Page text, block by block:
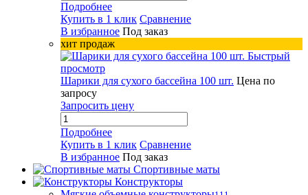
Подробнее
Купить в 1 клик Сравнение
В избранное Под заказ
хит продаж
Быстрый
просмотр
Шарики для сухого бассейна 100 шт. Цена по
запросу
Запросить цену
Подробнее
Купить в 1 клик Сравнение
В избранное Под заказ
Спортивные маты
Конструкторы